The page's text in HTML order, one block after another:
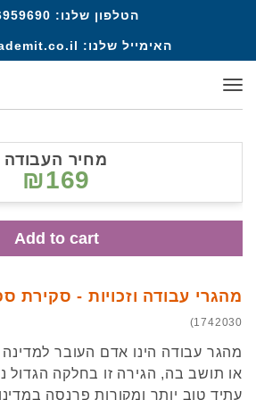
הטלפון שלנו:
האימייל שלנו:
תפריט
מהגרי עבודה וזכויות - סקירת
1742030)
מהגר עבודה הינו אדם העובר
או תושב בה, הגירה זו בחלקה הגדול
עתיד טוב יותר ומקורות פרנסה
מחיר העבודה
₪169
Add to cart